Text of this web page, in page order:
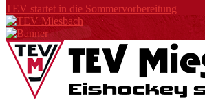
TEV startet in die Sommervorbereitung